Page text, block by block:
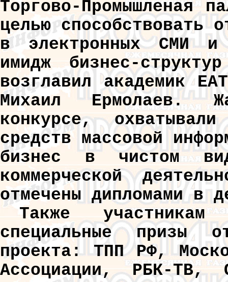
Торгово-Промышленая
целью способствовать
в электронных СМИ и
имидж бизнес-
возглавил академик
Михаил Ермолаев.
конкурсе,
средств массовой
бизнес в чистом
коммерческой
отмечены дипломами в
Также
специальные призы
проекта: ТПП РФ,
Ассоциации, РБК-ТВ,